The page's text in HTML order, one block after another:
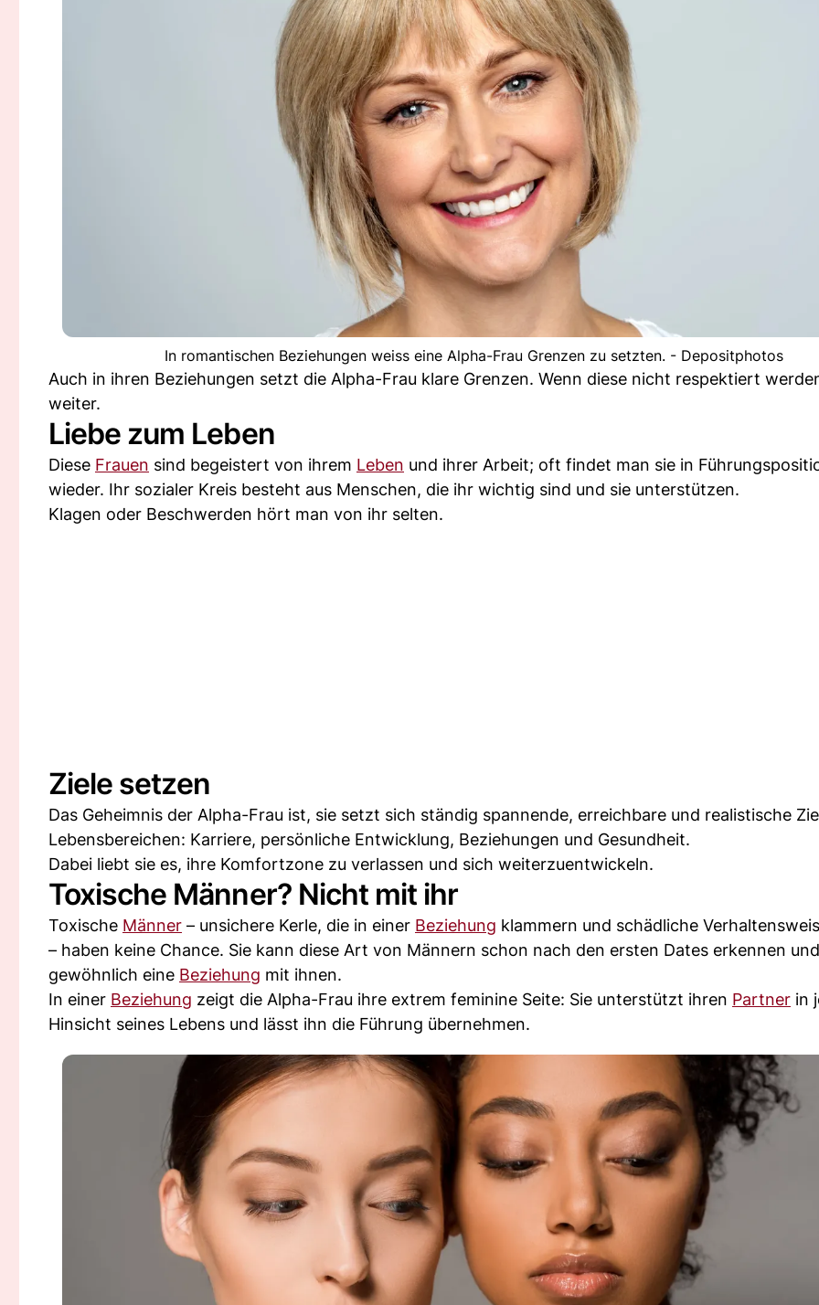
In romantischen Beziehungen weiss eine Alpha-Frau Grenzen zu setzten. - Depositphotos
Auch in ihren Beziehungen setzt die Alpha-Frau klare Grenzen. Wenn diese nicht respektiert
weiter.
Liebe zum Leben
Diese Frauen sind begeistert von ihrem Leben und ihrer Arbeit; oft findet man sie in
wieder. Ihr sozialer Kreis besteht aus Menschen, die ihr wichtig sind und sie unterstützen.
Klagen oder Beschwerden hört man von ihr selten.
Ziele setzen
Das Geheimnis der Alpha-Frau ist, sie setzt sich ständig spannende, erreichbare und realistische
Lebensbereichen: Karriere, persönliche Entwicklung, Beziehungen und Gesundheit.
Dabei liebt sie es, ihre Komfortzone zu verlassen und sich weiterzuentwickeln.
Toxische Männer? Nicht mit ihr
Toxische Männer – unsichere Kerle, die in einer Beziehung klammern und schädliche
– haben keine Chance. Sie kann diese Art von Männern schon nach den ersten Dates erkennen
gewöhnlich eine Beziehung mit ihnen.
In einer Beziehung zeigt die Alpha-Frau ihre extrem feminine Seite: Sie unterstützt ihren Partner in
Hinsicht seines Lebens und lässt ihn die Führung übernehmen.